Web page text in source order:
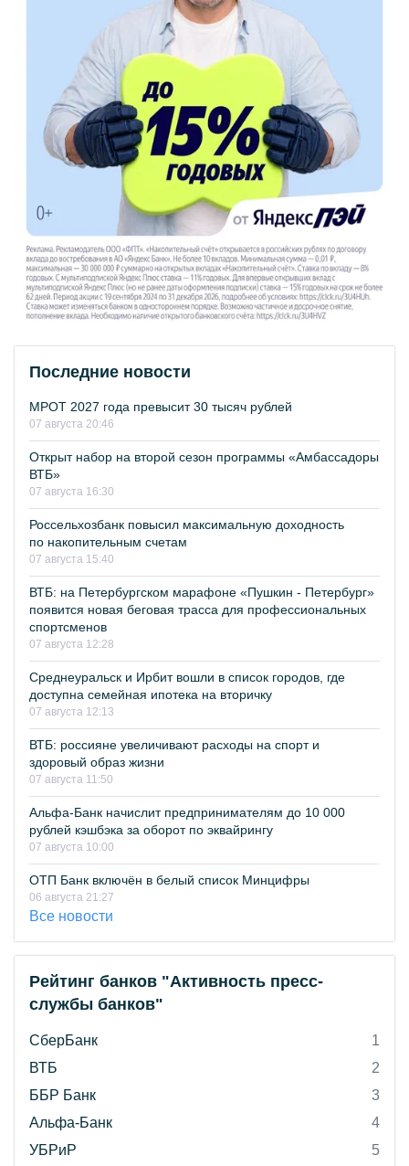
Последние новости
МРОТ 2027 года превысит 30 тысяч рублей
07 августа 20:46
Открыт набор на второй сезон программы «Амбассадоры
ВТБ»
07 августа 16:30
Россельхозбанк повысил максимальную доходность
по накопительным счетам
07 августа 15:40
ВТБ: на Петербургском марафоне «Пушкин - Петербург»
появится новая беговая трасса для профессиональных
спортсменов
07 августа 12:28
Среднеуральск и Ирбит вошли в список городов, где
доступна семейная ипотека на вторичку
07 августа 12:13
ВТБ: россияне увеличивают расходы на спорт и
здоровый образ жизни
07 августа 11:50
Альфа-Банк начислит предпринимателям до 10 000
рублей кэшбэка за оборот по эквайрингу
07 августа 10:00
ОТП Банк включён в белый список Минцифры
06 августа 21:27
Все новости
Рейтинг банков "Активность пресс-
службы банков"
СберБанк
1
ВТБ
2
ББР Банк
3
Альфа-Банк
4
УБРиР
5